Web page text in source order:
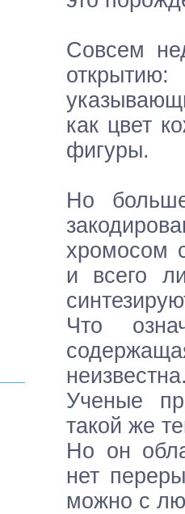
Совсем
как цвет
фигуры.
Но
хромосом
и всего
Что
Ученые
такой же
Но он
нет
можно с